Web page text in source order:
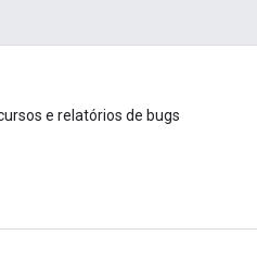
e relatórios de bugs